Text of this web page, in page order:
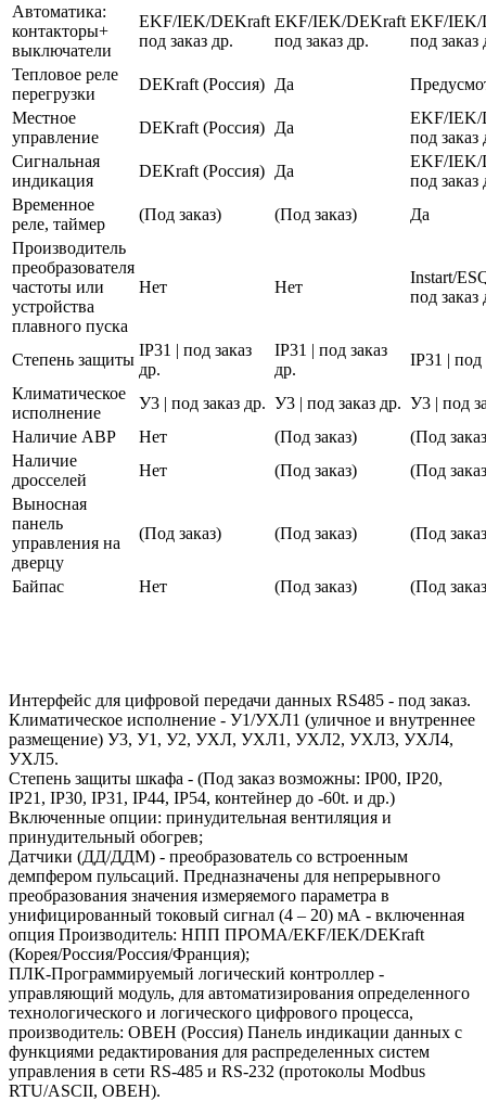
Автоматика:
контакторы+
выключатели
EKF/IEK/DEKraft
под заказ др.
EKF/IEK/DEKraft
под заказ др.
EKF/IEK/
под заказ
Тепловое реле
перегрузки
DEKraft (Россия) Да
Местное
управление
DEKraft (Россия) Да
EKF/IEK/
под заказ
Сигнальная
индикация
DEKraft (Россия) Да
EKF/IEK/
под заказ
Временное
реле, таймер
(Под заказ) (Под заказ)
Да
Производитель
преобразователя
частоты или
устройства
плавного пуска
Нет Нет
Instart/
под заказ
Степень защиты
IP31 | под заказ
др.
IP31 | под заказ
др.
IP31 | под
Климатическое
исполнение
У3 | под заказ др. У3 | под заказ др. У3 | под
Наличие АВР
Нет (Под заказ)
(Под
Наличие
дросселей
Нет (Под заказ)
(Под
Выносная
панель
управления на
дверцу
(Под заказ) (Под заказ) (Под
Байпас Нет (Под заказ) (Под
Интерфейс для цифровой передачи данных RS485 - под заказ.
Климатическое исполнение - У1/УХЛ1 (уличное и внутреннее
размещение) У3, У1, У2, УХЛ, УХЛ1, УХЛ2, УХЛ3, УХЛ4,
УХЛ5.
Степень защиты шкафа - (Под заказ возможны: IP00, IP20,
IP21, IP30, IP31, IP44, IP54, контейнер до -60t. и др.)
Включенные опции: принудительная вентиляция и
принудительный обогрев;
Датчики (ДД/ДДМ) - преобразователь со встроенным
демпфером пульсаций. Предназначены для непрерывного
преобразования значения измеряемого параметра в
унифицированный токовый сигнал (4 – 20) мА - включенная
опция Производитель: НПП ПРОМА/EKF/IEK/DEKraft
(Корея/Россия/Россия/Франция);
ПЛК-Программируемый логический контроллер -
управляющий модуль, для автоматизирования определенного
технологического и логического цифрового процесса,
производитель: ОВЕН (Россия) Панель индикации данных с
функциями редактирования для распределенных систем
управления в сети RS-485 и RS-232 (протоколы Modbus
RTU/ASCII, ОВЕН).